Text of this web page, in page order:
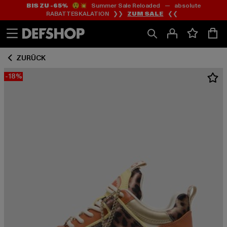
Zum
Inhalt
springen
Zum
Fußzeile
springen
BIS ZU -65%😲💥 Summer Sale Reloaded — absolute
RABATTESKALATION ❯❯ ZUM SALE ❮❮
ZURÜCK
-18%